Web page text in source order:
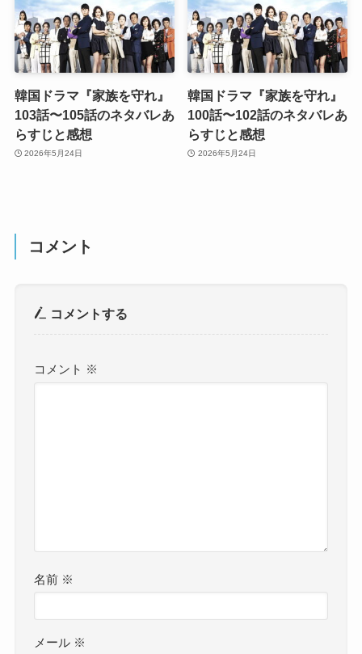
韓国ドラマ『家族を守れ』
103話〜105話のネタバレあ
らすじと感想
2026年5月24日
韓国ドラマ『家族を守れ』
100話〜102話のネタバレあ
らすじと感想
2026年5月24日
コメント
コメントする
コメント ※
名前 ※
メール ※